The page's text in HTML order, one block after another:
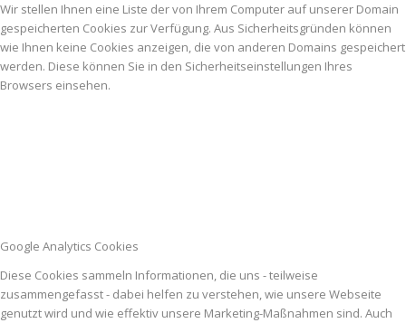
Wir stellen Ihnen eine Liste der von Ihrem Computer auf unserer Domain
gespeicherten Cookies zur Verfügung. Aus Sicherheitsgründen können
wie Ihnen keine Cookies anzeigen, die von anderen Domains gespeichert
werden. Diese können Sie in den Sicherheitseinstellungen Ihres
Browsers einsehen.
Google Analytics Cookies
Diese Cookies sammeln Informationen, die uns - teilweise
zusammengefasst - dabei helfen zu verstehen, wie unsere Webseite
genutzt wird und wie effektiv unsere Marketing-Maßnahmen sind. Auch